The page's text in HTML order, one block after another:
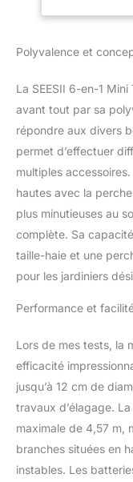
Polyvalence et
La SEESII 6-en-1
avant tout par sa
répondre aux divers
permet d’effectuer
multiples
hautes avec la
plus minutieuses au
complète. Sa
taille-haie et une
pour les jardiniers
Performance et
Lors de mes tests, la
efficacité
jusqu’à 12 cm de
travaux d’élagage.
maximale de 4,57 m,
branches situées en
instables. Les